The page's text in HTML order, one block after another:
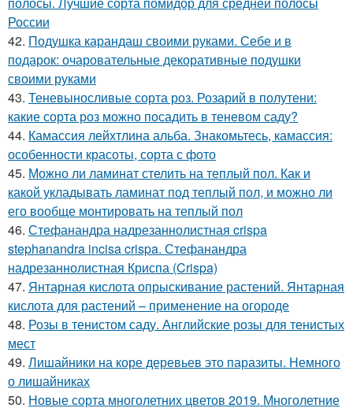
России
42. Подушка карандаш своими руками. Себе и в
подарок: очаровательные декоративные подушки
своими руками
43. Теневыносливые сорта роз. Розарий в полутени:
какие сорта роз можно посадить в теневом саду?
44. Камассия лейхтлина альба. Знакомьтесь, камассия:
особенности красоты, сорта с фото
45. Можно ли ламинат стелить на теплый пол. Как и
какой укладывать ламинат под теплый пол, и можно ли
его вообще монтировать на теплый пол
46. Стефанандра надрезаннолистная crispa
stephanandra incisa crispa. Стефанандра
надрезаннолистная Криспа (Crispa)
47. Янтарная кислота опрыскивание растений. Янтарная
кислота для растений – применение на огороде
48. Розы в тенистом саду. Английские розы для тенистых
мест
49. Лишайники на коре деревьев это паразиты. Немного
о лишайниках
50. Новые сорта многолетних цветов 2019. Многолетние